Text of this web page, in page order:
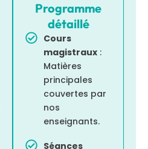
Programme
détaillé
Cours
magistraux :
Matières
principales
couvertes par
nos
enseignants.
Séances